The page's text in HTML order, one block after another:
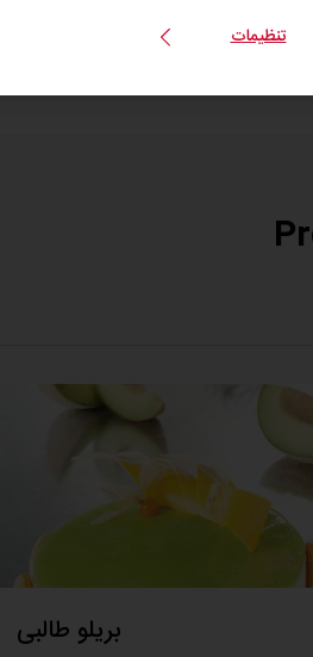
بریلو طالبی
تنظیمات